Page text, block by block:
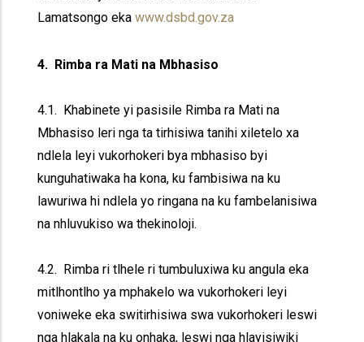
Lamatsongo ekawww.dsbd.gov.za
4. Rimba ra Mati na Mbhasiso
4.1. Khabinete yi pasisile Rimba ra Mati na
Mbhasiso leri nga ta tirhisiwa tanihi xiletelo xa
ndlela leyi vukorhokeri bya mbhasiso byi
kunguhatiwaka ha kona, ku fambisiwa na ku
lawuriwa hi ndlela yo ringana na ku fambelanisiwa
na nhluvukiso wa thekinoloji.
4.2. Rimba ri tlhele ri tumbuluxiwa ku angula eka
mitlhontlho ya mphakelo wa vukorhokeri leyi
voniweke eka switirhisiwa swa vukorhokeri leswi
nga hlakala na ku onhaka, leswi nga hlayisiwiki